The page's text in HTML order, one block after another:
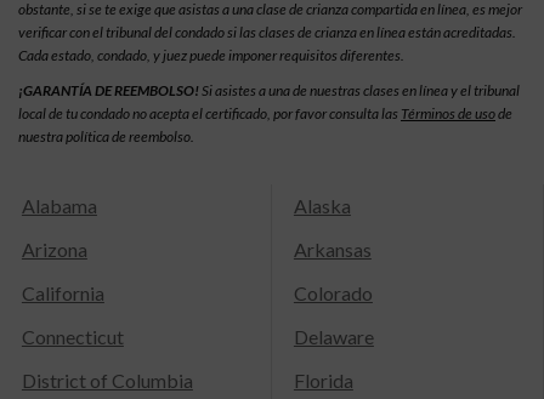
obstante, si se te exige que asistas a una clase de crianza compartida en línea, es mejor
verificar con el tribunal del condado si las clases de crianza en línea están acreditadas.
Cada estado, condado, y juez puede imponer requisitos diferentes.
¡GARANTÍA DE REEMBOLSO! Si asistes a una de nuestras clases en línea y el tribunal
local de tu condado no acepta el certificado, por favor consulta las Términos de usode
nuestra política de reembolso.
Alabama
Alaska
Arizona
Arkansas
California
Colorado
Connecticut
Delaware
District of Columbia
Florida